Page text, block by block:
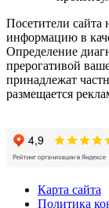
Посетители
информацию в
Определение
прерогативой
принадлежат
размещается
Карта сайта
Политика